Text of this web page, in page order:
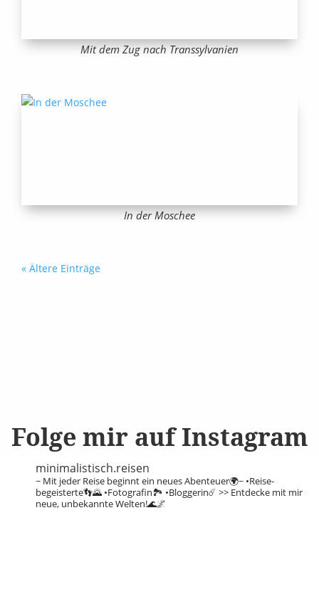
Mit dem Zug nach Transsylvanien
In der Moschee
« Ältere Einträge
Folge mir auf Instagram
minimalistisch.reisen
~ Mit jeder Reise beginnt ein neues Abenteuer🌍~ •Reise-
begeisterte👣🌄 •Fotografin🏞️ •Bloggerin☄️ >> Entdecke mit mir
neue, unbekannte Welten!🌊🌌